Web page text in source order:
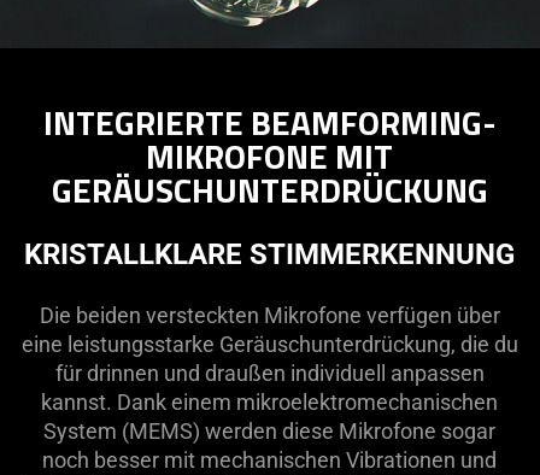
INTEGRIERTE BEAMFORMING-
MIKROFONE MIT
GERÄUSCHUNTERDRÜCKUNG
KRISTALLKLARE STIMMERKENNUNG
Die beiden versteckten Mikrofone verfügen über
eine leistungsstarke Geräuschunterdrückung, die du
für drinnen und draußen individuell anpassen
kannst. Dank einem mikroelektromechanischen
System (MEMS) werden diese Mikrofone sogar
noch besser mit mechanischen Vibrationen und